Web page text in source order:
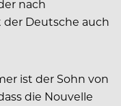
nach
der Deutsche auch
ist der Sohn von
die Nouvelle